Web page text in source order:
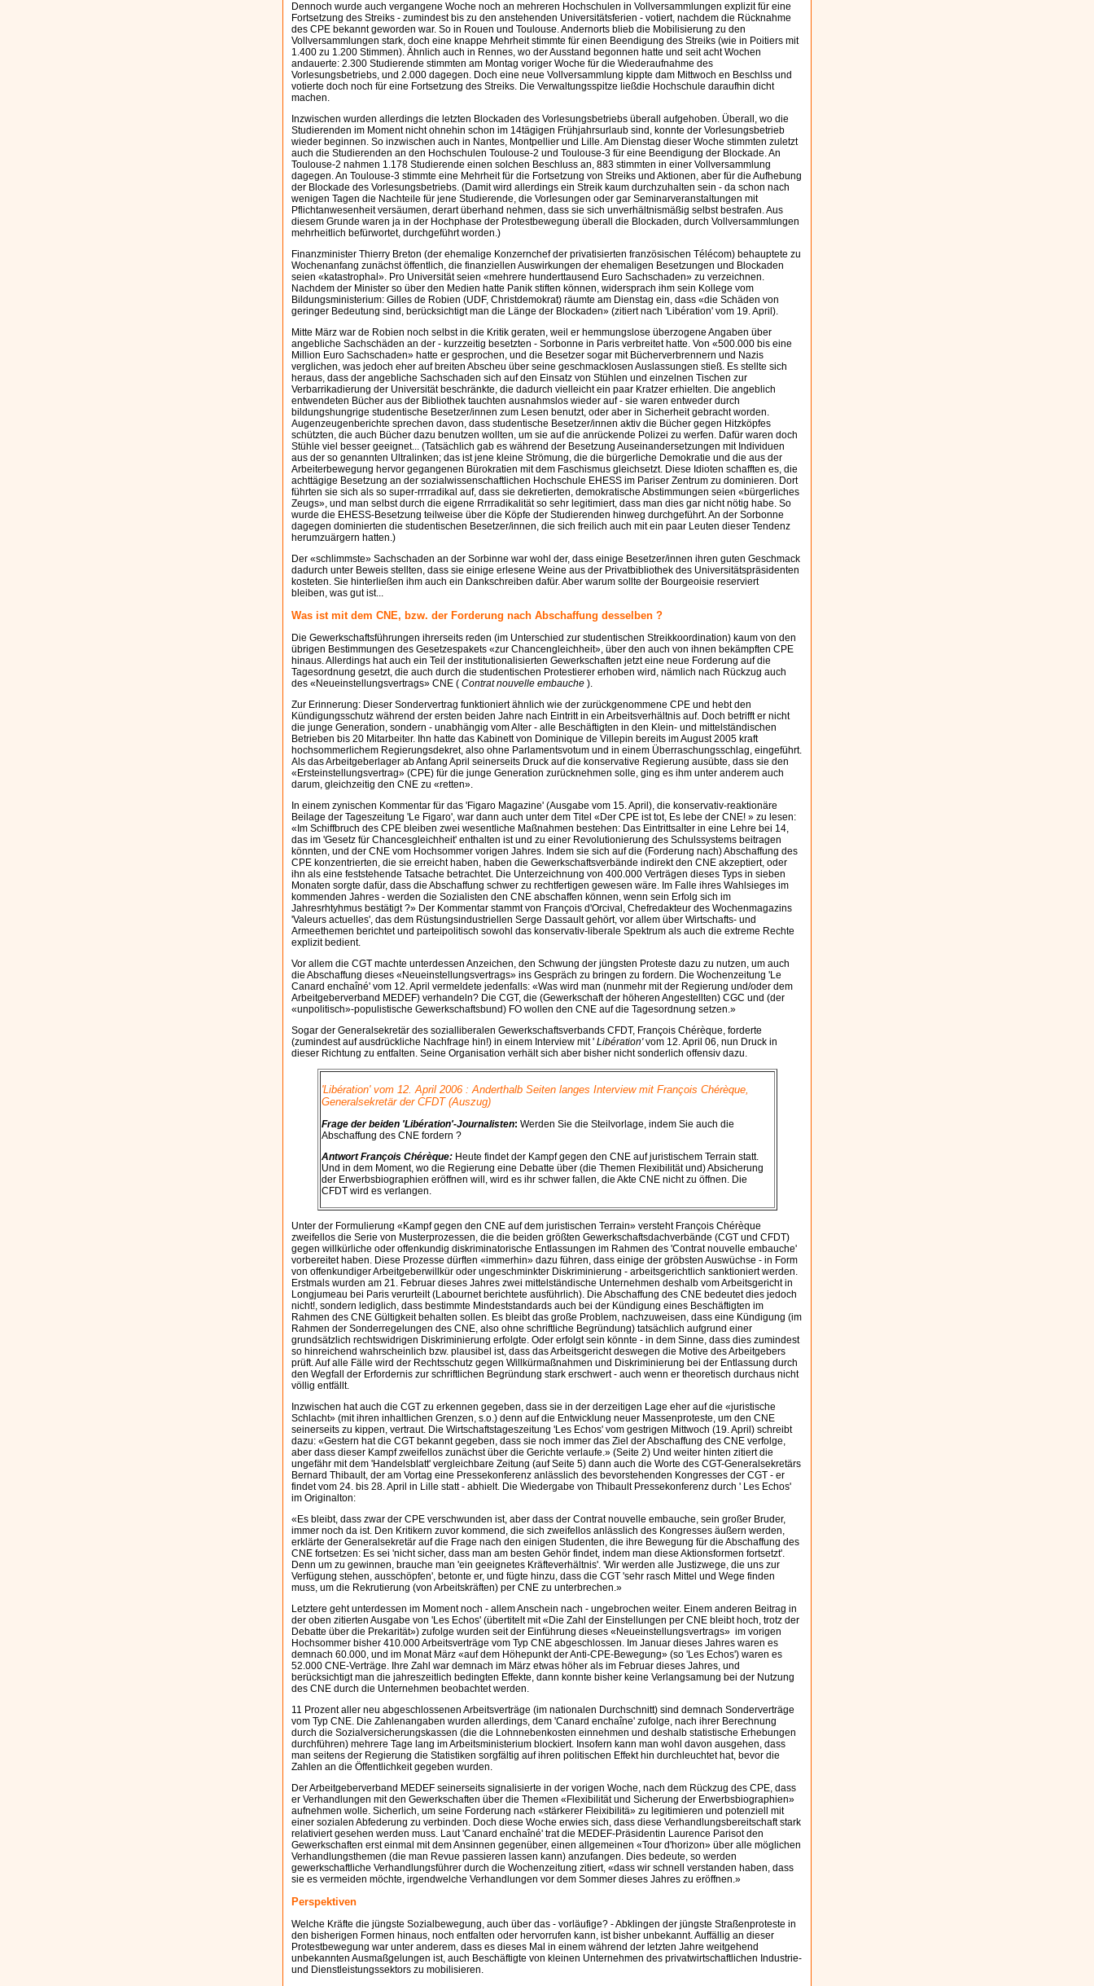
Dennoch wurde auch vergangene Woche noch an mehreren Hochschulen in Vollversammlungen explizit für eine
Fortsetzung des Streiks - zumindest bis zu den anstehenden Universitätsferien - votiert, nachdem die Rücknahme
des CPE bekannt geworden war. So in Rouen und Toulouse. Andernorts blieb die Mobilisierung zu den
Vollversammlungen stark, doch eine knappe Mehrheit stimmte für einen Beendigung des Streiks (wie in Poitiers mit
1.400 zu 1.200 Stimmen). Ähnlich auch in Rennes, wo der Ausstand begonnen hatte und seit acht Wochen
andauerte: 2.300 Studierende stimmten am Montag voriger Woche für die Wiederaufnahme des
Vorlesungsbetriebs, und 2.000 dagegen. Doch eine neue Vollversammlung kippte dam Mittwoch en Beschlss und
votierte doch noch für eine Fortsetzung des Streiks. Die Verwaltungsspitze ließdie Hochschule daraufhin dicht
machen.
Inzwischen wurden allerdings die letzten Blockaden des Vorlesungsbetriebs überall aufgehoben. Überall, wo die
Studierenden im Moment nicht ohnehin schon im 14tägigen Frühjahrsurlaub sind, konnte der Vorlesungsbetrieb
wieder beginnen. So inzwischen auch in Nantes, Montpellier und Lille. Am Dienstag dieser Woche stimmten zuletzt
auch die Studierenden an den Hochschulen Toulouse-2 und Toulouse-3 für eine Beendigung der Blockade. An
Toulouse-2 nahmen 1.178 Studierende einen solchen Beschluss an, 883 stimmten in einer Vollversammlung
dagegen. An Toulouse-3 stimmte eine Mehrheit für die Fortsetzung von Streiks und Aktionen, aber für die Aufhebung
der Blockade des Vorlesungsbetriebs. (Damit wird allerdings ein Streik kaum durchzuhalten sein - da schon nach
wenigen Tagen die Nachteile für jene Studierende, die Vorlesungen oder gar Seminarveranstaltungen mit
Pflichtanwesenheit versäumen, derart überhand nehmen, dass sie sich unverhältnismäßig selbst bestrafen. Aus
diesem Grunde waren ja in der Hochphase der Protestbewegung überall die Blockaden, durch Vollversammlungen
mehrheitlich befürwortet, durchgeführt worden.)
Finanzminister Thierry Breton (der ehemalige Konzernchef der privatisierten französischen Télécom) behauptete zu
Wochenanfang zunächst öffentlich, die finanziellen Auswirkungen der ehemaligen Besetzungen und Blockaden
seien «katastrophal». Pro Universität seien «mehrere hunderttausend Euro Sachschaden» zu verzeichnen.
Nachdem der Minister so über den Medien hatte Panik stiften können, widersprach ihm sein Kollege vom
Bildungsministerium: Gilles de Robien (UDF, Christdemokrat) räumte am Dienstag ein, dass «die Schäden von
geringer Bedeutung sind, berücksichtigt man die Länge der Blockaden» (zitiert nach 'Libération' vom 19. April).
Mitte März war de Robien noch selbst in die Kritik geraten, weil er hemmungslose überzogene Angaben über
angebliche Sachschäden an der - kurzzeitig besetzten - Sorbonne in Paris verbreitet hatte. Von «500.000 bis eine
Million Euro Sachschaden» hatte er gesprochen, und die Besetzer sogar mit Bücherverbrennern und Nazis
verglichen, was jedoch eher auf breiten Abscheu über seine geschmacklosen Auslassungen stieß. Es stellte sich
heraus, dass der angebliche Sachschaden sich auf den Einsatz von Stühlen und einzelnen Tischen zur
Verbarrikadierung der Universität beschränkte, die dadurch vielleicht ein paar Kratzer erhielten. Die angeblich
entwendeten Bücher aus der Bibliothek tauchten ausnahmslos wieder auf - sie waren entweder durch
bildungshungrige studentische Besetzer/innen zum Lesen benutzt, oder aber in Sicherheit gebracht worden.
Augenzeugenberichte sprechen davon, dass studentische Besetzer/innen aktiv die Bücher gegen Hitzköpfes
schützten, die auch Bücher dazu benutzen wollten, um sie auf die anrückende Polizei zu werfen. Dafür waren doch
Stühle viel besser geeignet... (Tatsächlich gab es während der Besetzung Auseinandersetzungen mit Individuen
aus der so genannten Ultralinken; das ist jene kleine Strömung, die die bürgerliche Demokratie und die aus der
Arbeiterbewegung hervor gegangenen Bürokratien mit dem Faschismus gleichsetzt. Diese Idioten schafften es, die
achttägige Besetzung an der sozialwissenschaftlichen Hochschule EHESS im Pariser Zentrum zu dominieren. Dort
führten sie sich als so super-rrrradikal auf, dass sie dekretierten, demokratische Abstimmungen seien «bürgerliches
Zeugs», und man selbst durch die eigene Rrrradikalität so sehr legitimiert, dass man dies gar nicht nötig habe. So
wurde die EHESS-Besetzung teilweise über die Köpfe der Studierenden hinweg durchgeführt. An der Sorbonne
dagegen dominierten die studentischen Besetzer/innen, die sich freilich auch mit ein paar Leuten dieser Tendenz
herumzuärgern hatten.)
Der «schlimmste» Sachschaden an der Sorbinne war wohl der, dass einige Besetzer/innen ihren guten Geschmack
dadurch unter Beweis stellten, dass sie einige erlesene Weine aus der Privatbibliothek des Universitätspräsidenten
kosteten. Sie hinterließen ihm auch ein Dankschreiben dafür. Aber warum sollte der Bourgeoisie reserviert
bleiben, was gut ist...
Was ist mit dem CNE, bzw. der Forderung nach Abschaffung desselben ?
Die Gewerkschaftsführungen ihrerseits reden (im Unterschied zur studentischen Streikkoordination) kaum von den
übrigen Bestimmungen des Gesetzespakets «zur Chancengleichheit», über den auch von ihnen bekämpften CPE
hinaus. Allerdings hat auch ein Teil der institutionalisierten Gewerkschaften jetzt eine neue Forderung auf die
Tagesordnung gesetzt, die auch durch die studentischen Protestierer erhoben wird, nämlich nach Rückzug auch
des «Neueinstellungsvertrags» CNE ( Contrat nouvelle embauche ).
Zur Erinnerung: Dieser Sondervertrag funktioniert ähnlich wie der zurückgenommene CPE und hebt den
Kündigungsschutz während der ersten beiden Jahre nach Eintritt in ein Arbeitsverhältnis auf. Doch betrifft er nicht
die junge Generation, sondern - unabhängig vom Alter - alle Beschäftigten in den Klein- und mittelständischen
Betrieben bis 20 Mitarbeiter. Ihn hatte das Kabinett von Dominique de Villepin bereits im August 2005 kraft
hochsommerlichem Regierungsdekret, also ohne Parlamentsvotum und in einem Überraschungsschlag, eingeführt.
Als das Arbeitgeberlager ab Anfang April seinerseits Druck auf die konservative Regierung ausübte, dass sie den
«Ersteinstellungsvertrag» (CPE) für die junge Generation zurücknehmen solle, ging es ihm unter anderem auch
darum, gleichzeitig den CNE zu «retten».
In einem zynischen Kommentar für das 'Figaro Magazine' (Ausgabe vom 15. April), die konservativ-reaktionäre
Beilage der Tageszeitung 'Le Figaro', war dann auch unter dem Titel «Der CPE ist tot, Es lebe der CNE! » zu lesen:
«Im Schiffbruch des CPE bleiben zwei wesentliche Maßnahmen bestehen: Das Eintrittsalter in eine Lehre bei 14,
das im 'Gesetz für Chancesgleichheit' enthalten ist und zu einer Revolutionierung des Schulssystems beitragen
könnten, und der CNE vom Hochsommer vorigen Jahres. Indem sie sich auf die (Forderung nach) Abschaffung des
CPE konzentrierten, die sie erreicht haben, haben die Gewerkschaftsverbände indirekt den CNE akzeptiert, oder
ihn als eine feststehende Tatsache betrachtet. Die Unterzeichnung von 400.000 Verträgen dieses Typs in sieben
Monaten sorgte dafür, dass die Abschaffung schwer zu rechtfertigen gewesen wäre. Im Falle ihres Wahlsieges im
kommenden Jahres - werden die Sozialisten den CNE abschaffen können, wenn sein Erfolg sich im
Jahresrhtyhmus bestätigt ?» Der Kommentar stammt von François d'Orcival, Chefredakteur des Wochenmagazins
'Valeurs actuelles', das dem Rüstungsindustriellen Serge Dassault gehört, vor allem über Wirtschafts- und
Armeethemen berichtet und parteipolitisch sowohl das konservativ-liberale Spektrum als auch die extreme Rechte
explizit bedient.
Vor allem die CGT machte unterdessen Anzeichen, den Schwung der jüngsten Proteste dazu zu nutzen, um auch
die Abschaffung dieses «Neueinstellungsvertrags» ins Gespräch zu bringen zu fordern. Die Wochenzeitung 'Le
Canard enchaîné' vom 12. April vermeldete jedenfalls: «Was wird man (nunmehr mit der Regierung und/oder dem
Arbeitgeberverband MEDEF) verhandeln? Die CGT, die (Gewerkschaft der höheren Angestellten) CGC und (der
«unpolitisch»-populistische Gewerkschaftsbund) FO wollen den CNE auf die Tagesordnung setzen.»
Sogar der Generalsekretär des sozialliberalen Gewerkschaftsverbands CFDT, François Chérèque, forderte
(zumindest auf ausdrückliche Nachfrage hin!) in einem Interview mit ' Libération'vom 12. April 06, nun Druck in
dieser Richtung zu entfalten. Seine Organisation verhält sich aber bisher nicht sonderlich offensiv dazu.
'Libération' vom 12. April 2006 : Anderthalb Seiten langes Interview mit François Chérèque,
Generalsekretär der CFDT (Auszug)
Frage der beiden 'Libération'-Journalisten: Werden Sie die Steilvorlage, indem Sie auch die
Abschaffung des CNE fordern ?
Antwort François Chérèque: Heute findet der Kampf gegen den CNE auf juristischem Terrain statt.
Und in dem Moment, wo die Regierung eine Debatte über (die Themen Flexibilität und) Absicherung
der Erwerbsbiographien eröffnen will, wird es ihr schwer fallen, die Akte CNE nicht zu öffnen. Die
CFDT wird es verlangen.
Unter der Formulierung «Kampf gegen den CNE auf dem juristischen Terrain» versteht François Chérèque
zweifellos die Serie von Musterprozessen, die die beiden größten Gewerkschaftsdachverbände (CGT und CFDT)
gegen willkürliche oder offenkundig diskriminatorische Entlassungen im Rahmen des 'Contrat nouvelle embauche'
vorbereitet haben. Diese Prozesse dürften «immerhin» dazu führen, dass einige der gröbsten Auswüchse - in Form
von offenkundiger Arbeitgeberwillkür oder ungeschminkter Diskriminierung - arbeitsgerichtlich sanktioniert werden.
Erstmals wurden am 21. Februar dieses Jahres zwei mittelständische Unternehmen deshalb vom Arbeitsgericht in
Longjumeau bei Paris verurteilt (Labournet berichtete ausführlich). Die Abschaffung des CNE bedeutet dies jedoch
nicht!, sondern lediglich, dass bestimmte Mindeststandards auch bei der Kündigung eines Beschäftigten im
Rahmen des CNE Gültigkeit behalten sollen. Es bleibt das große Problem, nachzuweisen, dass eine Kündigung (im
Rahmen der Sonderregelungen des CNE, also ohne schriftliche Begründung) tatsächlich aufgrund einer
grundsätzlich rechtswidrigen Diskriminierung erfolgte. Oder erfolgt sein könnte - in dem Sinne, dass dies zumindest
so hinreichend wahrscheinlich bzw. plausibel ist, dass das Arbeitsgericht deswegen die Motive des Arbeitgebers
prüft. Auf alle Fälle wird der Rechtsschutz gegen Willkürmaßnahmen und Diskriminierung bei der Entlassung durch
den Wegfall der Erfordernis zur schriftlichen Begründung stark erschwert - auch wenn er theoretisch durchaus nicht
völlig entfällt.
Inzwischen hat auch die CGT zu erkennen gegeben, dass sie in der derzeitigen Lage eher auf die «juristische
Schlacht» (mit ihren inhaltlichen Grenzen, s.o.) denn auf die Entwicklung neuer Massenproteste, um den CNE
seinerseits zu kippen, vertraut. Die Wirtschaftstageszeitung 'Les Echos' vom gestrigen Mittwoch (19. April) schreibt
dazu: «Gestern hat die CGT bekannt gegeben, dass sie noch immer das Ziel der Abschaffung des CNE verfolge,
aber dass dieser Kampf zweifellos zunächst über die Gerichte verlaufe.» (Seite 2) Und weiter hinten zitiert die
ungefähr mit dem 'Handelsblatt' vergleichbare Zeitung (auf Seite 5) dann auch die Worte des CGT-Generalsekretärs
Bernard Thibault, der am Vortag eine Pressekonferenz anlässlich des bevorstehenden Kongresses der CGT - er
findet vom 24. bis 28. April in Lille statt - abhielt. Die Wiedergabe von Thibault Pressekonferenz durch ' Les Echos'
im Originalton:
«Es bleibt, dass zwar der CPE verschwunden ist, aber dass der Contrat nouvelle embauche, sein großer Bruder,
immer noch da ist. Den Kritikern zuvor kommend, die sich zweifellos anlässlich des Kongresses äußern werden,
erklärte der Generalsekretär auf die Frage nach den einigen Studenten, die ihre Bewegung für die Abschaffung des
CNE fortsetzen: Es sei 'nicht sicher, dass man am besten Gehör findet, indem man diese Aktionsformen fortsetzt'.
Denn um zu gewinnen, brauche man 'ein geeignetes Kräfteverhältnis'. 'Wir werden alle Justizwege, die uns zur
Verfügung stehen, ausschöpfen', betonte er, und fügte hinzu, dass die CGT 'sehr rasch Mittel und Wege finden
muss, um die Rekrutierung (von Arbeitskräften) per CNE zu unterbrechen.»
Letztere geht unterdessen im Moment noch - allem Anschein nach - ungebrochen weiter. Einem anderen Beitrag in
der oben zitierten Ausgabe von 'Les Echos' (übertitelt mit «Die Zahl der Einstellungen per CNE bleibt hoch, trotz der
Debatte über die Prekarität») zufolge wurden seit der Einführung dieses «Neueinstellungsvertrags» im vorigen
Hochsommer bisher 410.000 Arbeitsverträge vom Typ CNE abgeschlossen. Im Januar dieses Jahres waren es
demnach 60.000, und im Monat März «auf dem Höhepunkt der Anti-CPE-Bewegung» (so 'Les Echos') waren es
52.000 CNE-Verträge. Ihre Zahl war demnach im März etwas höher als im Februar dieses Jahres, und
berücksichtigt man die jahreszeitlich bedingten Effekte, dann konnte bisher keine Verlangsamung bei der Nutzung
des CNE durch die Unternehmen beobachtet werden.
11 Prozent aller neu abgeschlossenen Arbeitsverträge (im nationalen Durchschnitt) sind demnach Sonderverträge
vom Typ CNE. Die Zahlenangaben wurden allerdings, dem 'Canard enchaîne' zufolge, nach ihrer Berechnung
durch die Sozialversicherungskassen (die die Lohnnebenkosten einnehmen und deshalb statistische Erhebungen
durchführen) mehrere Tage lang im Arbeitsministerium blockiert. Insofern kann man wohl davon ausgehen, dass
man seitens der Regierung die Statistiken sorgfältig auf ihren politischen Effekt hin durchleuchtet hat, bevor die
Zahlen an die Öffentlichkeit gegeben wurden.
Der Arbeitgeberverband MEDEF seinerseits signalisierte in der vorigen Woche, nach dem Rückzug des CPE, dass
er Verhandlungen mit den Gewerkschaften über die Themen «Flexibilität und Sicherung der Erwerbsbiographien»
aufnehmen wolle. Sicherlich, um seine Forderung nach «stärkerer Fleixibilitä» zu legitimieren und potenziell mit
einer sozialen Abfederung zu verbinden. Doch diese Woche erwies sich, dass diese Verhandlungsbereitschaft stark
relativiert gesehen werden muss. Laut 'Canard enchaîné' trat die MEDEF-Präsidentin Laurence Parisot den
Gewerkschaften erst einmal mit dem Ansinnen gegenüber, einen allgemeinen «Tour d'horizon» über alle möglichen
Verhandlungsthemen (die man Revue passieren lassen kann) anzufangen. Dies bedeute, so werden
gewerkschaftliche Verhandlungsführer durch die Wochenzeitung zitiert, «dass wir schnell verstanden haben, dass
sie es vermeiden möchte, irgendwelche Verhandlungen vor dem Sommer dieses Jahres zu eröffnen.»
Perspektiven
Welche Kräfte die jüngste Sozialbewegung, auch über das - vorläufige? - Abklingen der jüngste Straßenproteste in
den bisherigen Formen hinaus, noch entfalten oder hervorrufen kann, ist bisher unbekannt. Auffällig an dieser
Protestbewegung war unter anderem, dass es dieses Mal in einem während der letzten Jahre weitgehend
unbekannten Ausmaßgelungen ist, auch Beschäftigte von kleinen Unternehmen des privatwirtschaftlichen Industrie-
und Dienstleistungssektors zu mobilisieren.